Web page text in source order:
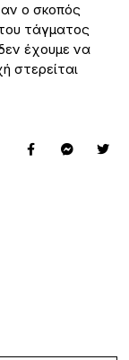
ο σκοπός
τάγματος
έχουμε να
στερείται